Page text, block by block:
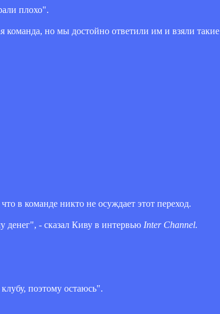
плохо".
но мы достойно ответили им и взяли такие
в команде никто не осуждает этот переход.
- сказал Киву в интервью Inter Channel.
поэтому остаюсь".